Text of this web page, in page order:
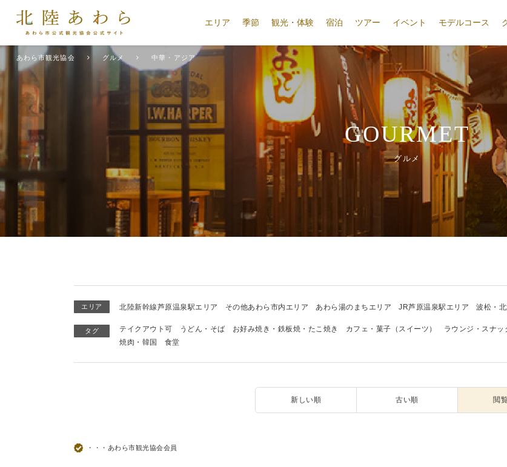
エリア 季節 観光・体験 宿泊 ツアー イベント モデルコース
あわら市観光協会 グルメ 中華・アジア
GOURMET
グルメ
エリア 北陸新幹線芦原温泉駅エリア その他あわら市内エリア あわら湯のまちエリア JR芦原温泉駅エリア 波松・
タグ テイクアウト可 うどん・そば お好み焼き・鉄板焼・たこ焼き カフェ・菓子（スイーツ） ラウンジ・スナッ
焼肉・韓国
食堂
新しい順 古い順 閲
・・・あわら市観光協会会員